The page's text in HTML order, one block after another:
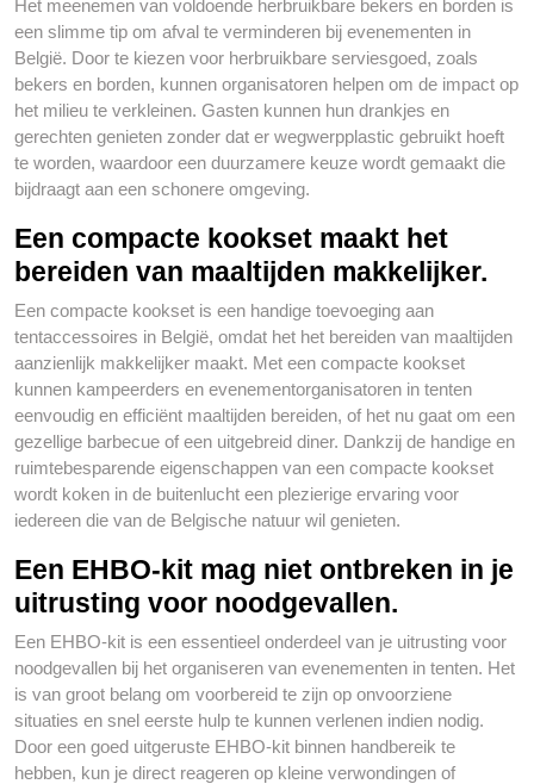
Het meenemen van voldoende herbruikbare bekers en borden is
een slimme tip om afval te verminderen bij evenementen in
België. Door te kiezen voor herbruikbare serviesgoed, zoals
bekers en borden, kunnen organisatoren helpen om de impact op
het milieu te verkleinen. Gasten kunnen hun drankjes en
gerechten genieten zonder dat er wegwerpplastic gebruikt hoeft
te worden, waardoor een duurzamere keuze wordt gemaakt die
bijdraagt aan een schonere omgeving.
Een compacte kookset maakt het
bereiden van maaltijden makkelijker.
Een compacte kookset is een handige toevoeging aan
tentaccessoires in België, omdat het het bereiden van maaltijden
aanzienlijk makkelijker maakt. Met een compacte kookset
kunnen kampeerders en evenementorganisatoren in tenten
eenvoudig en efficiënt maaltijden bereiden, of het nu gaat om een
gezellige barbecue of een uitgebreid diner. Dankzij de handige en
ruimtebesparende eigenschappen van een compacte kookset
wordt koken in de buitenlucht een plezierige ervaring voor
iedereen die van de Belgische natuur wil genieten.
Een EHBO-kit mag niet ontbreken in je
uitrusting voor noodgevallen.
Een EHBO-kit is een essentieel onderdeel van je uitrusting voor
noodgevallen bij het organiseren van evenementen in tenten. Het
is van groot belang om voorbereid te zijn op onvoorziene
situaties en snel eerste hulp te kunnen verlenen indien nodig.
Door een goed uitgeruste EHBO-kit binnen handbereik te
hebben, kun je direct reageren op kleine verwondingen of